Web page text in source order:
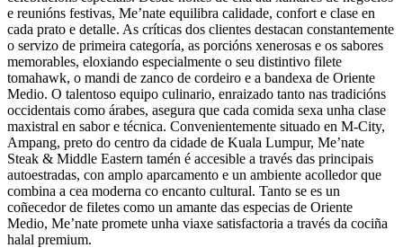
e reunións festivas, Me’nate equilibra calidade, confort e clase en
cada prato e detalle. As críticas dos clientes destacan constantemente
o servizo de primeira categoría, as porcións xenerosas e os sabores
memorables, eloxiando especialmente o seu distintivo filete
tomahawk, o mandi de zanco de cordeiro e a bandexa de Oriente
Medio. O talentoso equipo culinario, enraizado tanto nas tradicións
occidentais como árabes, asegura que cada comida sexa unha clase
maxistral en sabor e técnica. Convenientemente situado en M-City,
Ampang, preto do centro da cidade de Kuala Lumpur, Me’nate
Steak & Middle Eastern tamén é accesible a través das principais
autoestradas, con amplo aparcamento e un ambiente acolledor que
combina a cea moderna co encanto cultural. Tanto se es un
coñecedor de filetes como un amante das especias de Oriente
Medio, Me’nate promete unha viaxe satisfactoria a través da cociña
halal premium.